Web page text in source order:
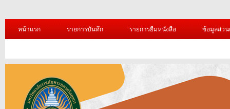
หน้าแรก รายการบันทึก รายการยืมหนังสือ ข้อมูลส่ว